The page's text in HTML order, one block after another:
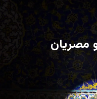
مصریان